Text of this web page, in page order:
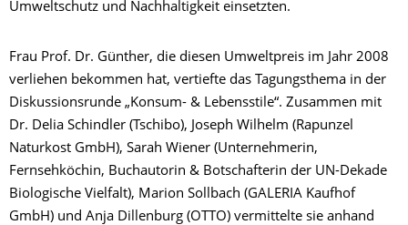
Umweltschutz und Nachhaltigkeit einsetzten.
Frau Prof. Dr. Günther, die diesen Umweltpreis im Jahr 2008
verliehen bekommen hat, vertiefte das Tagungsthema in der
Diskussionsrunde „Konsum- & Lebensstile“. Zusammen mit
Dr. Delia Schindler (Tschibo), Joseph Wilhelm (Rapunzel
Naturkost GmbH), Sarah Wiener (Unternehmerin,
Fernsehköchin, Buchautorin & Botschafterin der UN-Dekade
Biologische Vielfalt), Marion Sollbach (GALERIA Kaufhof
GmbH) und Anja Dillenburg (OTTO) vermittelte sie anhand